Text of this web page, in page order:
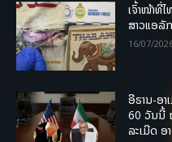
ເຈົ້າໜ້າທີ່
ສາວແອລັ
16/07/
ອີຣານ-ອາ
60 ວັນນີ້
ລະເມີດ ອ